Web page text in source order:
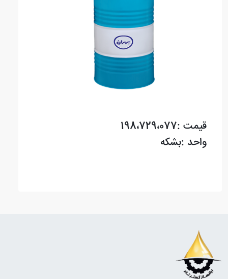
قیمت :198،729،077
واحد :بشکه